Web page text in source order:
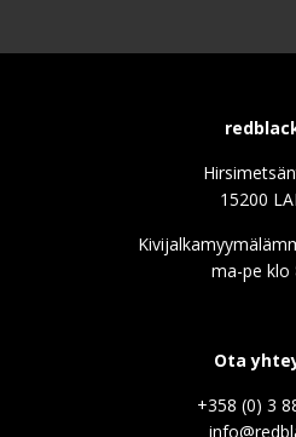
15200
ma-pe klo
Ota
+358 (0) 3